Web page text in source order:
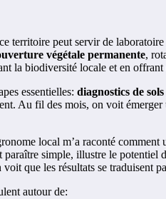
territoire peut servir de
végétale permanente,
la biodiversité locale et en
essentielles: diagnostics de sols
Au fil des mois, on voit
local m’a raconté
simple, illustre le potentiel
que les résultats se traduisent
autour de: